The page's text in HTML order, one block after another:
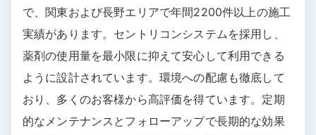
で、関東および長野エリアで年間2200件以上の施工
実績があります。セントリコンシステムを採用し、
薬剤の使用量を最小限に抑えて安心して利用できる
ように設計されています。環境への配慮も徹底して
おり、多くのお客様から高評価を得ています。定期
的なメンテナンスとフォローアップで長期的な効果